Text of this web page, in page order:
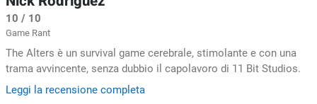
10 / 10
Game Rant
The Alters è un survival game cerebrale, stimolante e con una
trama avvincente, senza dubbio il capolavoro di 11 Bit Studios.
Leggi la recensione completa